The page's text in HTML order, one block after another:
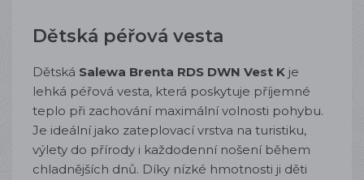
Dětská péřová vesta
Dětská Salewa Brenta RDS DWN Vest K je
lehká péřová vesta, která poskytuje příjemné
teplo při zachování maximální volnosti pohybu.
Je ideální jako zateplovací vrstva na turistiku,
výlety do přírody i každodenní nošení během
chladnějších dnů. Díky nízké hmotnosti ji děti